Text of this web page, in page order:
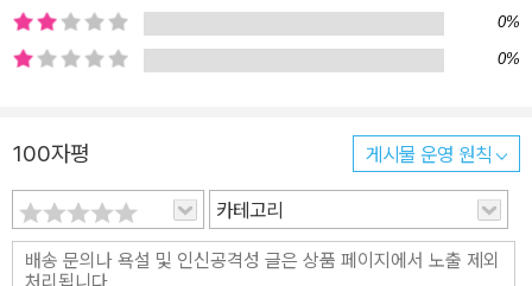
0%
0%
100자평 게시물 운영 원칙
카테고리